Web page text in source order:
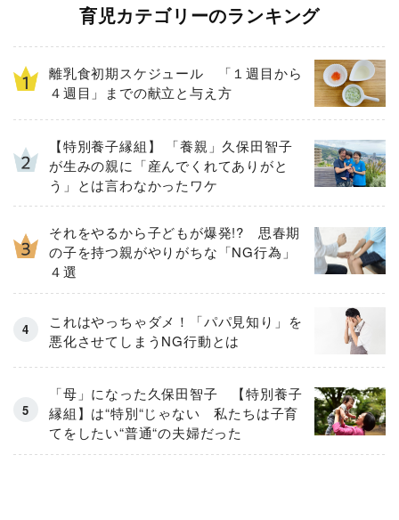
育児カテゴリーのランキング
離乳食初期スケジュール 「１週目から
４週目」までの献立と与え方
【特別養子縁組】 「養親」久保田智子
が生みの親に「産んでくれてありがと
う」とは言わなかったワケ
それをやるから子どもが爆発!? 思春期
の子を持つ親がやりがちな「NG行為」
４選
これはやっちゃダメ！「パパ見知り」を
悪化させてしまうNG行動とは
「母」になった久保田智子 【特別養子
縁組】は“特別“じゃない 私たちは子育
てをしたい“普通“の夫婦だった